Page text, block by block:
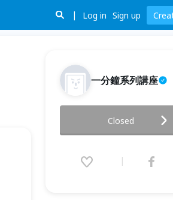
Log in Sign up
一分鐘系列講座
的實作料理講堂
2016.06.26 (Sun) 14:00 -
Closed